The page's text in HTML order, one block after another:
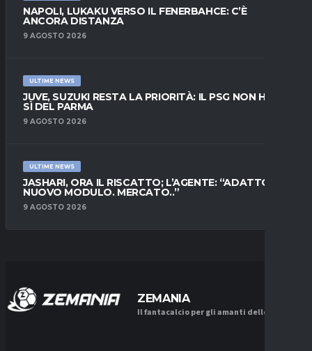
NAPOLI, LUKAKU VERSO IL FENERBAHCE: C’È
ANCORA DISTANZA
9 AGOSTO 2026
ULTIME NEWS
JUVE, SUZUKI RESTA LA PRIORITÀ: IL PSG NON HA IL
SÌ DEL PARMA
9 AGOSTO 2026
ULTIME NEWS
JASHARI, ORA IL RISCATTO; L’AGENTE: “ADATTO AL
NUOVO MODULO. MERCATO..”
9 AGOSTO 2026
ZEMANIA
Il fantacalcio per gli amanti delle tattiche